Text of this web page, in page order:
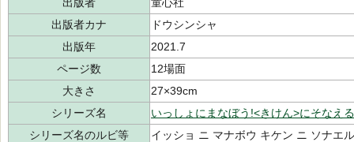
出版者カナ
ドウシンシャ
出版年
2021.7
ページ数
12場面
大きさ
27×39cm
シリーズ名
いっしょにまなぼう!<きけん>にそなえ
シリーズ名のルビ等
イッショ ニ マナボウ キケン ニ ソナエ